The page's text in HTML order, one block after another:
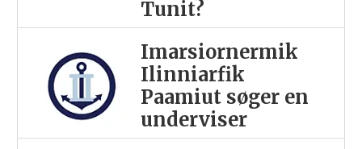
Tunit?
Imarsiornermik
Ilinniarfik
Paamiut søger en
underviser